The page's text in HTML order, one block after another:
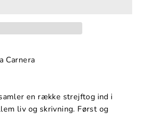
Carnera
en række strejftog ind i
liv og skrivning. Først og